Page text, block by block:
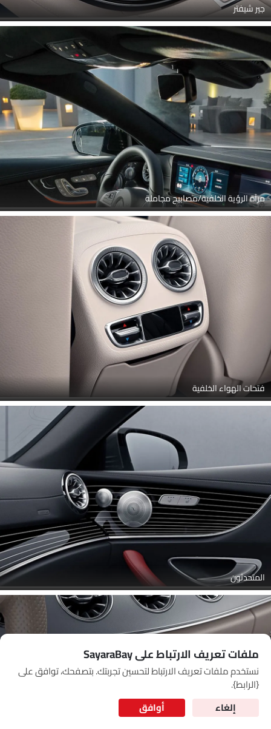
جير شيفتر
مرآة الرؤية الخلفية/مصابيح مجاملة
فتحات الهواء الخلفية
المتحدثون
ملفات تعريف الارتباط على SayaraBay
نستخدم ملفات تعريف الارتباط لتحسين تجربتك. بتصفحك، توافق على
{الرابط}.
إلغاء
أوافق
for Better Experience & Regular updates
I have read and agree to theشروط الاستخدامand سياسة الخصوصيةof Cardekho
SEA
Link Your Google Account
Link Your Facebook Account